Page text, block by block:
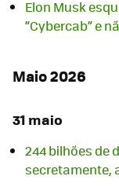
Elon Musk
“Cybercab” e
Maio 2026
31 maio
244 bilhões de
secretamente,